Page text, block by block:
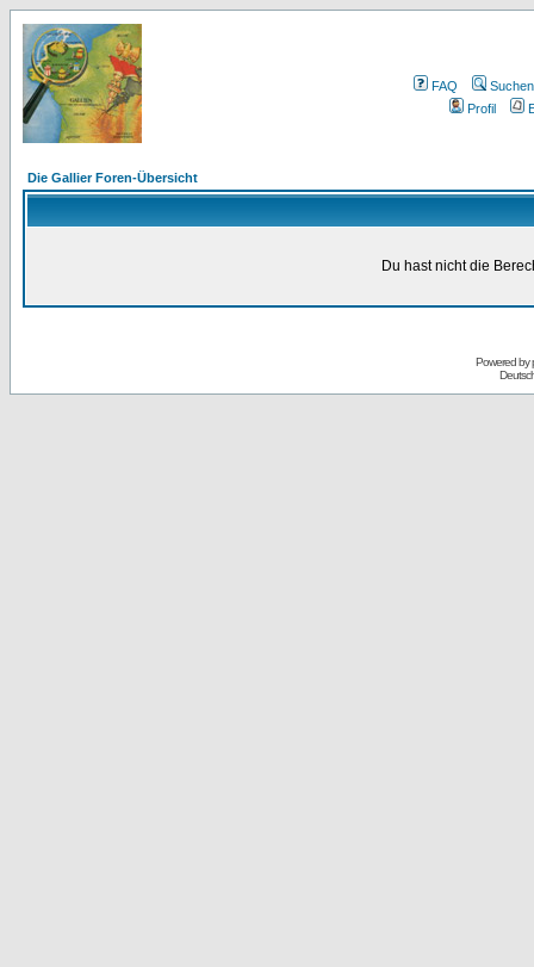
FAQ
Suchen
Profil
Die Gallier Foren-Übersicht
Du hast nicht die
Powered by